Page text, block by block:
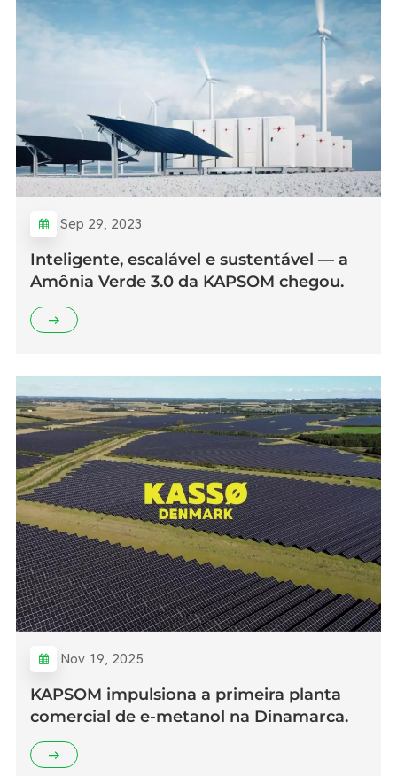
Sep 29, 2023
Inteligente, escalável e sustentável — a
Amônia Verde 3.0 da KAPSOM chegou.
Nov 19, 2025
KAPSOM impulsiona a primeira planta
comercial de e-metanol na Dinamarca.